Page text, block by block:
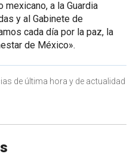
a la Guardia
y al Gabinete de
cada día por la paz, la
de México».
de última hora y de actualidad